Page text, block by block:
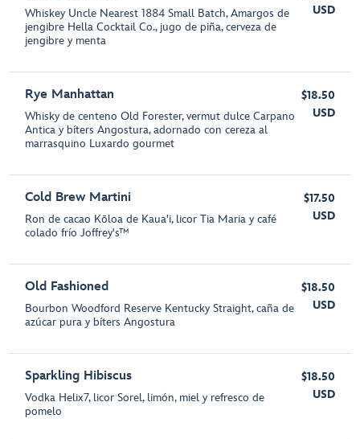
Whiskey Uncle Nearest 1884 Small Batch, Amargos de
jengibre Hella Cocktail Co., jugo de piña, cerveza de
jengibre y menta
USD
Rye Manhattan
Whisky de centeno Old Forester, vermut dulce Carpano
Antica y bíters Angostura, adornado con cereza al
marrasquino Luxardo gourmet
$18.50
USD
Cold Brew Martini
Ron de cacao Kōloa de Kaua'i, licor Tia Maria y café
colado frío Joffrey's™
$17.50
USD
Old Fashioned
Bourbon Woodford Reserve Kentucky Straight, caña de
azúcar pura y bíters Angostura
$18.50
USD
Sparkling Hibiscus
Vodka Helix7, licor Sorel, limón, miel y refresco de
pomelo
$18.50
USD